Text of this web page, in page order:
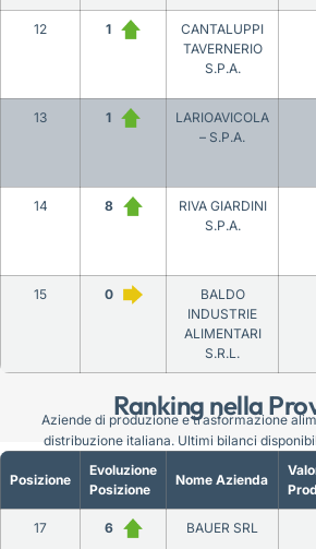
Ranking nella
12 1
CANTALUPPI
TAVERNERIO
S.P.A.
13 1
LARIOAVICOLA
– S.P.A.
14 8
RIVA GIARDINI
S.P.A.
15 0
BALDO
INDUSTRIE
ALIMENTARI
S.R.L.
Posizione
Evoluzione
Posizione
Nome Azienda
17 6 BAUER SRL
Aziende di produzione e trasformazione
distribuzione italiana. Ultimi bilanci